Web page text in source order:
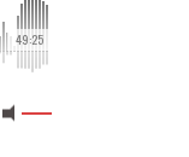
49:25